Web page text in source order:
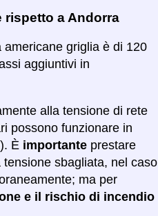
rispetto a Andorra
griglia è di 120
aggiuntivi in
alla tensione di rete
possono funzionare in
È importante prestare
sbagliata, nel caso
ma per
e il rischio di incendio